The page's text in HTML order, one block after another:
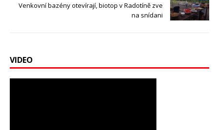
Venkovní bazény otevírají, biotop v Radotíně zve
na snídani
VIDEO